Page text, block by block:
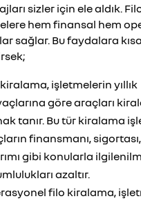
sizler için ele aldık.
hem finansal hem
sağlar. Bu faydalara
işletmelerin yıllık
göre araçları
tanır. Bu tür kiralama
finansmanı, sigortası,
gibi konularla
azaltır.
filo kiralama,